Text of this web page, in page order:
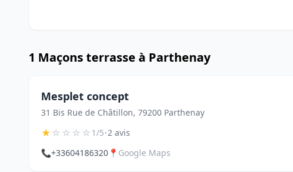
1 Maçons terrasse à Parthenay
Mesplet concept
31 Bis Rue de Châtillon, 79200 Parthenay
★☆☆☆☆1/5•2 avis
📞+33604186320 📍 Google Maps